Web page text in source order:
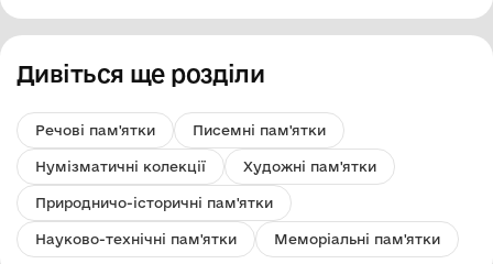
Дивіться ще розділи
Речові пам'ятки Писемні пам'ятки
Нумізматичні колекції Художні пам'ятки
Природничо-історичні пам'ятки
Науково-технічні пам'ятки Меморіальні пам'ятки